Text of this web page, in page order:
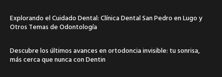
Explorando el Cuidado Dental: Clínica Dental San Pedro en Lugo y
Otros Temas de Odontología
Descubre los últimos avances en ortodoncia invisible: tu sonrisa,
más cerca que nunca con Dentin